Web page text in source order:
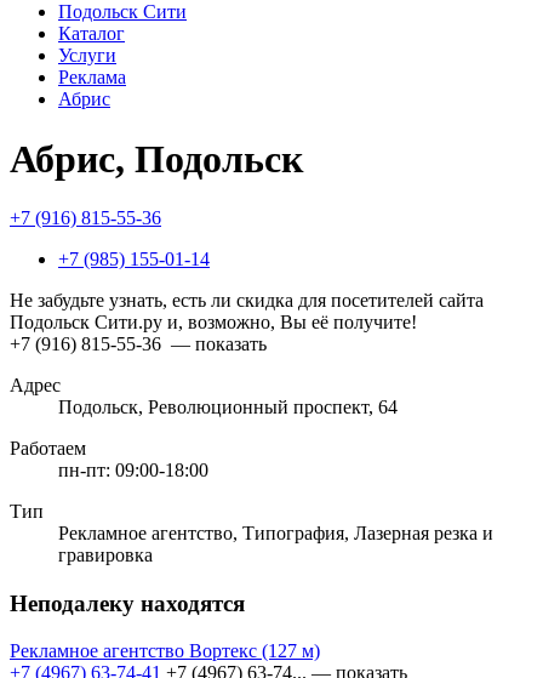
Подольск Сити
Каталог
Услуги
Реклама
Абрис
Абрис, Подольск
+7 (916) 815-55-36
+7 (985) 155-01-14
Не забудьте узнать, есть ли скидка для посетителей сайта
Подольск Сити.ру и, возможно, Вы её получите!
+7 (916) 815-55-36 — показать
Адрес
Подольск, Революционный проспект, 64
Работаем
пн-пт: 09:00-18:00
Тип
Рекламное агентство, Типография, Лазерная резка и
гравировка
Неподалеку находятся
Рекламное агентство Вортекс (127 м)
+7 (4967) 63-74-41 +7 (4967) 63-74... — показать